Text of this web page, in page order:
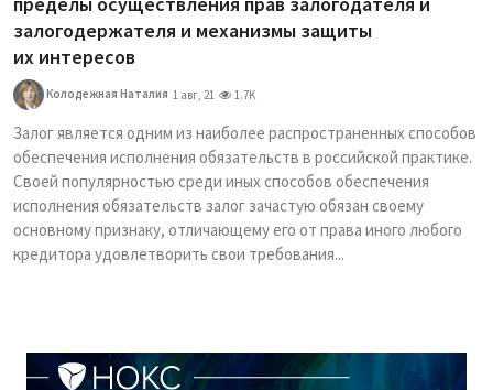
залогодержателя и механизмы защиты
их интересов
Колодежная Наталия 1 авг, 21 1.7K
Залог является одним из наиболее распространенных способов
обеспечения исполнения обязательств в российской практике.
Своей популярностью среди иных способов обеспечения
исполнения обязательств залог зачастую обязан своему
основному признаку, отличающему его от права иного любого
кредитора удовлетворить свои требования...